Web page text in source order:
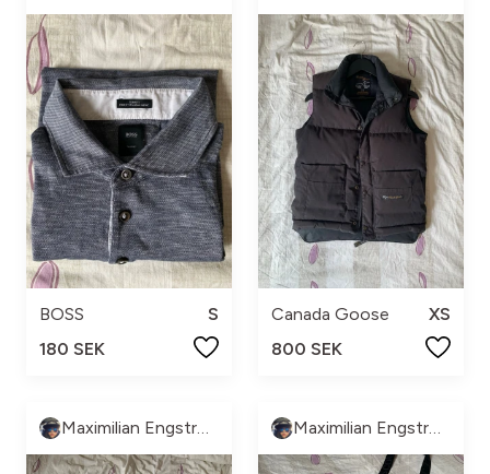
BOSS
S
180 SEK
Canada Goose
XS
800 SEK
Maximilian Engström Maximilian Engström